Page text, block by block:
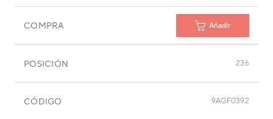
COMPRA Añadir
POSICIÓN 236
CÓDIGO 9AGF0392